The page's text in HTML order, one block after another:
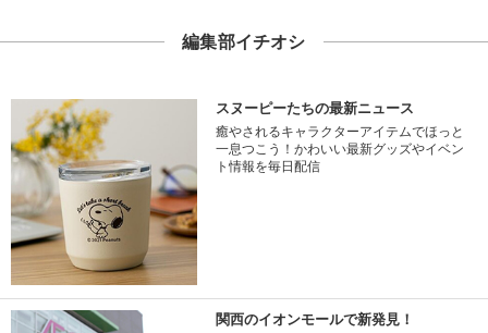
編集部イチオシ
スヌーピーたちの最新ニュース
癒やされるキャラクターアイテムでほっと
一息つこう！かわいい最新グッズやイベン
ト情報を毎日配信
関西のイオンモールで新発見！